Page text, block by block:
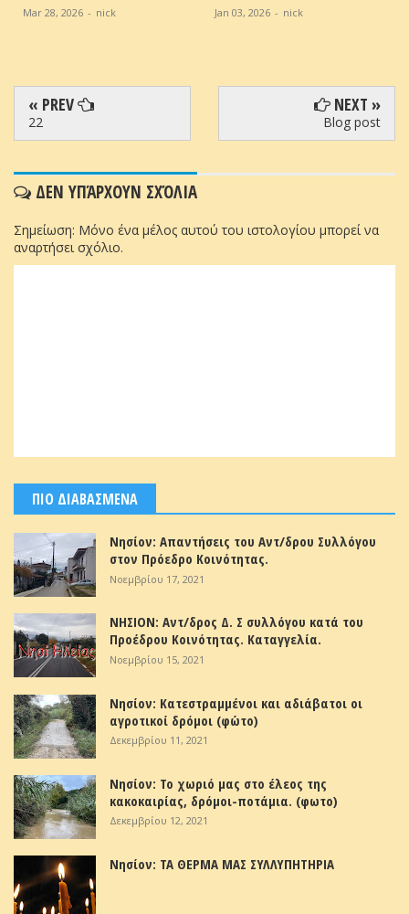
Mar 28, 2026 - nick Jan 03, 2026 - nick
« PREV
22
NEXT »
Blog post
ΔΕΝ ΥΠΆΡΧΟΥΝ ΣΧΌΛΙΑ
Σημείωση: Μόνο ένα μέλος αυτού του ιστολογίου μπορεί να
αναρτήσει σχόλιο.
ΠΙΟ ΔΙΑΒΑΣΜΕΝΑ
Νησίον: Απαντήσεις του Αντ/δρου Συλλόγου
στον Πρόεδρο Κοινότητας.
Νοεμβρίου 17, 2021
ΝΗΣΙΟΝ: Αντ/δρος Δ. Σ συλλόγου κατά του
Προέδρου Κοινότητας. Καταγγελία.
Νοεμβρίου 15, 2021
Νησίον: Κατεστραμμένοι και αδιάβατοι οι
αγροτικοί δρόμοι (φώτο)
Δεκεμβρίου 11, 2021
Νησίον: Το χωριό μας στο έλεος της
κακοκαιρίας, δρόμοι-ποτάμια. (φωτο)
Δεκεμβρίου 12, 2021
Νησίον: ΤΑ ΘΕΡΜΑ ΜΑΣ ΣΥΛΛΥΠΗΤΗΡΙΑ